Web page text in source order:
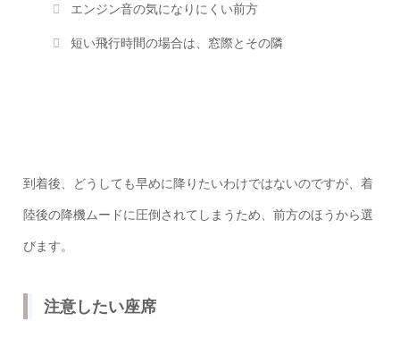
エンジン音の気になりにくい前方
短い飛行時間の場合は、窓際とその隣
到着後、どうしても早めに降りたいわけではないのですが、着
陸後の降機ムードに圧倒されてしまうため、前方のほうから選
びます。
注意したい座席